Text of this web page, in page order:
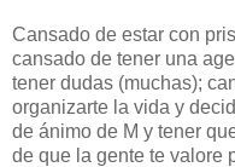
Cansado de estar con
cansado de tener una
tener dudas (muchas);
organizarte la vida y
de ánimo de M y tener
de que la gente te valore